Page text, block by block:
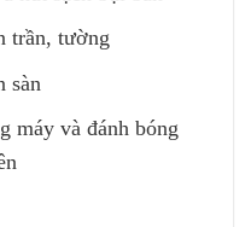
trần, tường
sàn
máy và đánh bóng